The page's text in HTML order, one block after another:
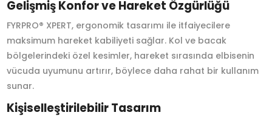
Gelişmiş Konfor ve Hareket Özgürlüğü
FYRPRO® XPERT, ergonomik tasarımı ile itfaiyecilere
maksimum hareket kabiliyeti sağlar. Kol ve bacak
bölgelerindeki özel kesimler, hareket sırasında elbisenin
vücuda uyumunu artırır, böylece daha rahat bir kullanım
sunar.
Kişiselleştirilebilir Tasarım